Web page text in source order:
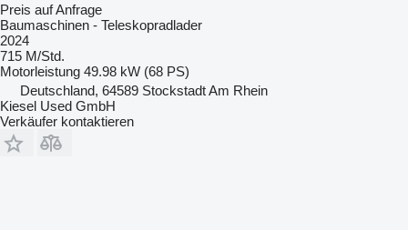
Preis auf Anfrage
Baumaschinen - Teleskopradlader
2024
715 M/Std.
Motorleistung 49.98 kW (68 PS)
Deutschland, 64589 Stockstadt Am Rhein
Kiesel Used GmbH
Verkäufer kontaktieren